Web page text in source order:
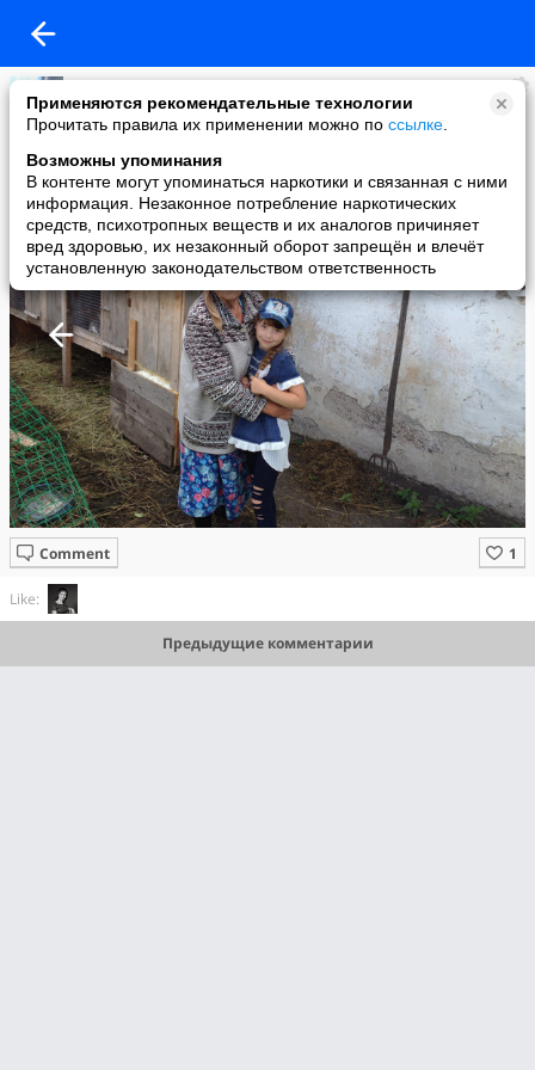
Применяются рекомендательные технологии
Прочитать правила их применении можно по ссылке
Возможны упоминания
В контенте могут упоминаться наркотики и связанная с ними
информация. Незаконное потребление наркотических
средств, психотропных веществ и их аналогов причиняет
вред здоровью, их незаконный оборот запрещён и влечёт
установленную законодательством ответственность
Вадим Волков
added a photo
21 Dec в 08:03
Comment
Like:
Предыдущие комментарии